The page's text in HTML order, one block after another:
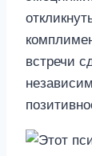
встречи